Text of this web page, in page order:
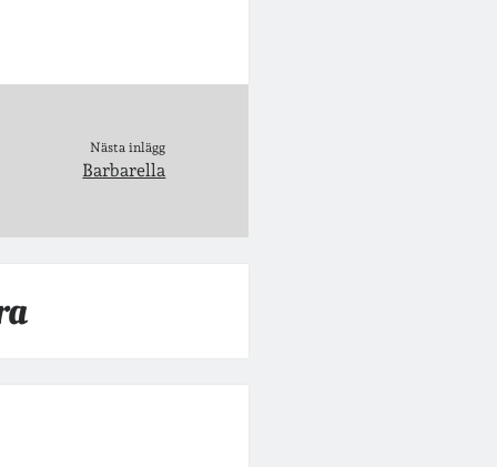
Nästa inlägg
Barbarella